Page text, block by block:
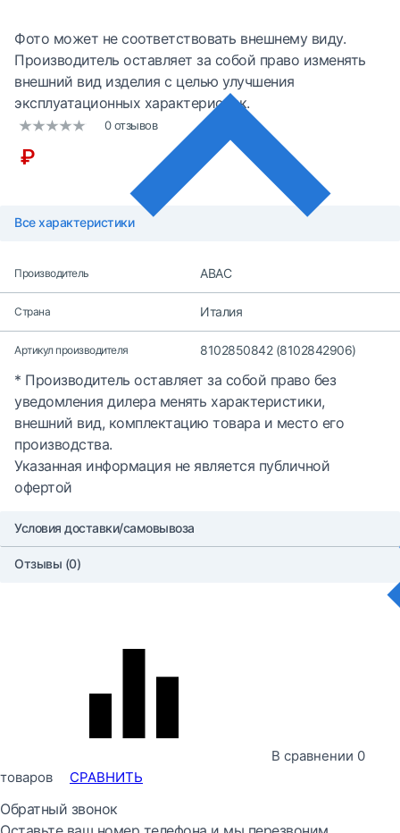
Фото может не соответствовать внешнему виду.
Производитель оставляет за собой право изменять
внешний вид изделия с целью улучшения
эксплуатационных характеристик.
0 отзывов
₽
Все характеристики
Производитель ABAC
Страна Италия
Артикул производителя 8102850842 (8102842906)
* Производитель оставляет за собой право без
уведомления дилера менять характеристики,
внешний вид, комплектацию товара и место его
производства.
Указанная информация не является публичной
офертой
Условия доставки/самовывоза
Отзывы (0)
В сравнении 0
товаров
СРАВНИТЬ
Обратный звонок